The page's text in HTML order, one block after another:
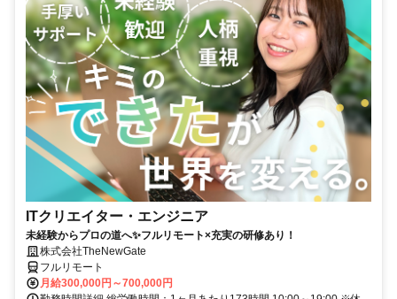
ITクリエイター・エンジニア
未経験からプロの道へ✨フルリモート×充実の研修あり！
株式会社TheNewGate
フルリモート
月給300,000円～700,000円